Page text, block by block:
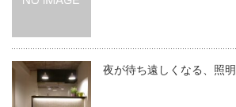
夜が待ち遠しくなる、照